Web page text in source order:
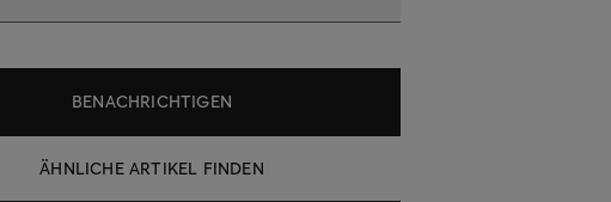
BENACHRICHTIGEN
ÄHNLICHE ARTIKEL FINDEN